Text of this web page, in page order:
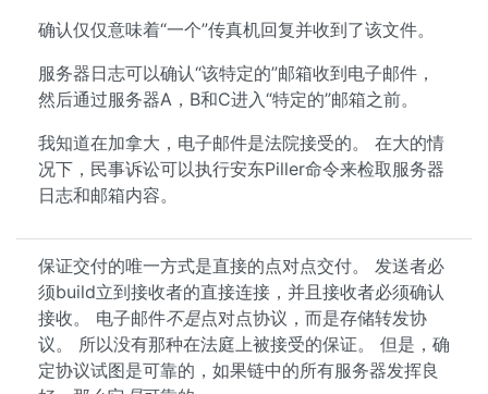
确认仅仅意味着“一个”传真机回复并收到了该文件。
服务器日志可以确认“该特定的”邮箱收到电子邮件，
然后通过服务器A，B和C进入“特定的”邮箱之前。
我知道在加拿大，电子邮件是法院接受的。 在大的情
况下，民事诉讼可以执行安东Piller命令来检取服务器
日志和邮箱内容。
保证交付的唯一方式是直接的点对点交付。 发送者必
须build立到接收者的直接连接，并且接收者必须确认
接收。 电子邮件不是点对点协议，而是存储转发协
议。 所以没有那种在法庭上被接受的保证。 但是，确
定协议试图是可靠的，如果链中的所有服务器发挥良